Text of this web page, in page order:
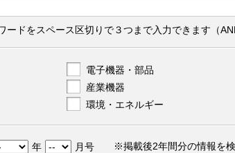
ードをスペース区切りで３つまで入力できます（
電子機器・部品
産業機器
環境・エネルギー
年
月号
※掲載後2年間分の情報を検